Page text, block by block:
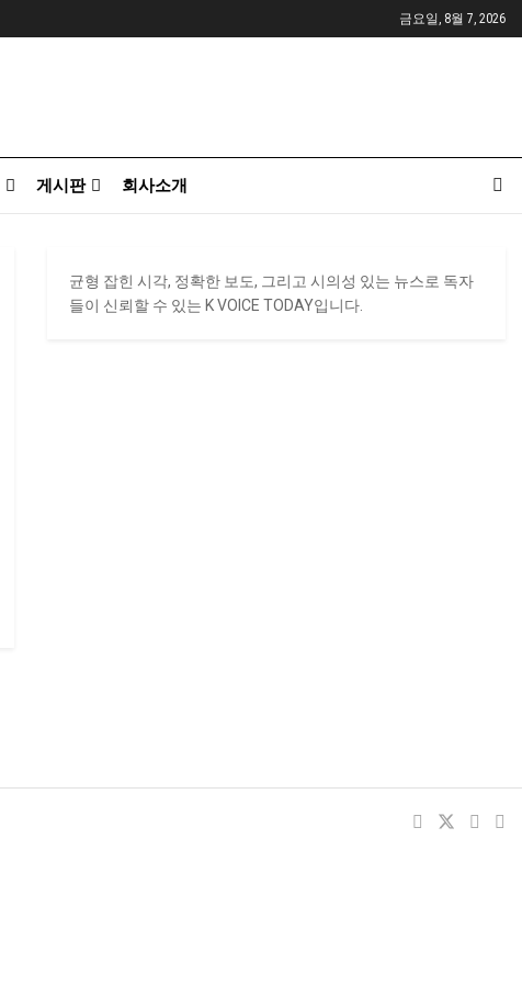
금요일, 8월 7, 2026
게시판 회사소개
균형 잡힌 시각, 정확한 보도, 그리고 시의성 있는 뉴스로 독자
들이 신뢰할 수 있는 K VOICE TODAY입니다.